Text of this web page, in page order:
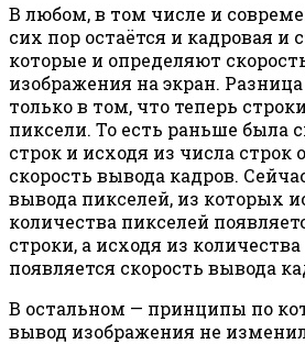
В любом, в том числе и
сих пор остаётся и кадровая и
которые и определяют
изображения на экран.
только в том, что теперь
пиксели. То есть раньше была
строк и исходя из числа строк
скорость вывода кадров.
вывода пикселей, из которых
количества пикселей
строки, а исходя из
появляется скорость вывода
В остальном — принципы по
вывод изображения не